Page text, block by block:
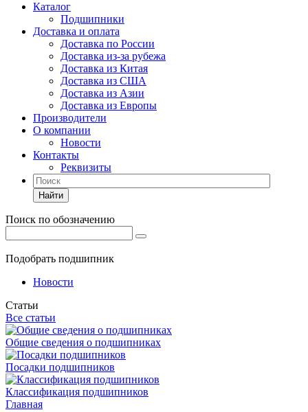
Каталог
Подшипники
Доставка и оплата
Доставка по России
Доставка из-за рубежа
Доставка из Китая
Доставка из США
Доставка из Азии
Доставка из Европы
Производители
О компании
Новости
Контакты
Реквизиты
Найти
Поиск по обозначению
Подобрать подшипник
Новости
Статьи
Все статьи
Общие сведения о подшипниках
Посадки подшипников
Классификация подшипников
Главная